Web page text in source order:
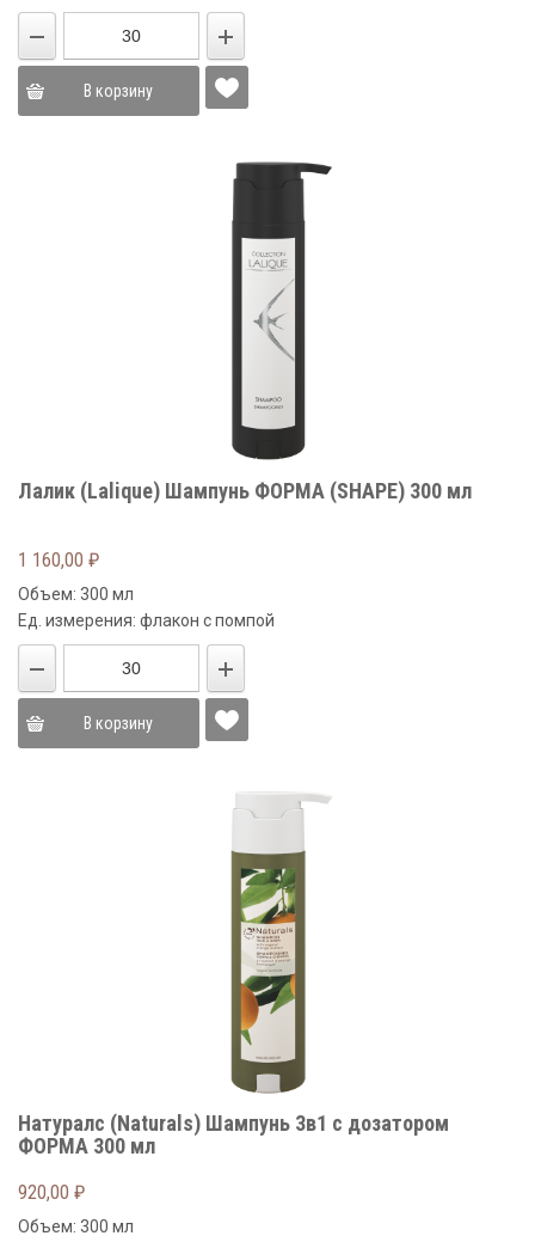
В корзину
Лалик (Lalique) Шампунь ФОРМА (SHAPE) 300 мл
1 160,00 ₽
Объем: 300 мл
Ед. измерения: флакон с помпой
В корзину
Натуралс (Naturals) Шампунь 3в1 с дозатором
ФОРМА 300 мл
920,00 ₽
Объем: 300 мл